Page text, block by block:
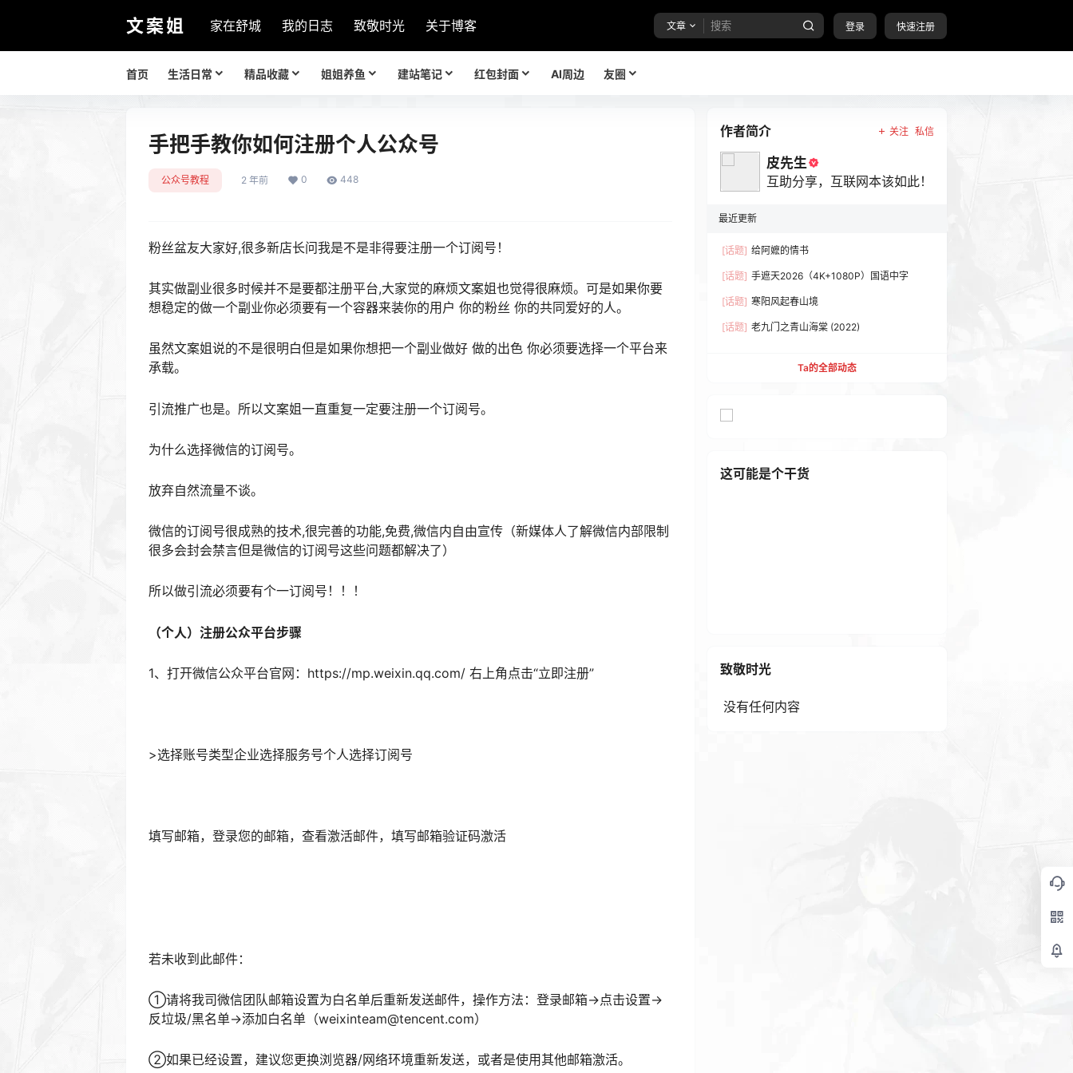
文案姐 家在舒城 我的日志 致敬时光 关于博客 文章 登录 快速注册
首页 生活日常 精品收藏 姐姐养鱼 建站笔记 红包封面 AI周边 友圈
手把手教你如何注册个人公众号
公众号教程 2 年前 0 448
粉丝盆友大家好,很多新店长问我是不是非得要注册一个订阅号！
其实做副业很多时候并不是要都注册平台,大家觉的麻烦文案姐也觉得很麻烦。可是如果你要
想稳定的做一个副业你必须要有一个容器来装你的用户 你的粉丝 你的共同爱好的人。
虽然文案姐说的不是很明白但是如果你想把一个副业做好 做的出色 你必须要选择一个平台来
承载。
引流推广也是。所以文案姐一直重复一定要注册一个订阅号。
为什么选择微信的订阅号。
放弃自然流量不谈。
微信的订阅号很成熟的技术,很完善的功能,免费,微信内自由宣传（新媒体人了解微信内部限制
很多会封会禁言但是微信的订阅号这些问题都解决了）
所以做引流必须要有个一订阅号！！！
（个人）注册公众平台步骤
1、打开微信公众平台官网：https://mp.weixin.qq.com/ 右上角点击“立即​注册”
>选择账号类型企业选择服务号个人选择订阅号
填写邮箱，登录您的邮箱，查看激活邮件，填写邮箱验证码激活
若未收到此邮件：
①请将我司微信团队邮箱设置为白名单后重新发送邮件，操作方法：登录邮箱->点击设置->
反垃圾/黑名单->添加白名单（weixinteam@tencent.com）
②如果已经设置，建议您更换浏览器/网络环境重新发送，或者是使用其他邮箱激活。
作者简介 关注 私信
皮先生
互助分享，互联网本该如此！
最近更新
[话题] 给阿嬷的情书
[话题] 手遮天2026（4K+1080P）国语中字
[话题] 寒阳风起春山境
[话题] 老九门之青山海棠 (2022)
Ta的全部动态
这可能是个干货
致敬时光
没有任何内容